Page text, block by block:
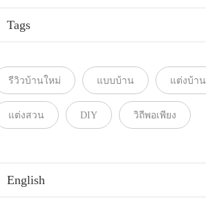
Tags
รีวิวบ้านใหม่ แบบบ้าน แต่งบ้าน
แต่งสวน DIY วิถีพอเพียง
English